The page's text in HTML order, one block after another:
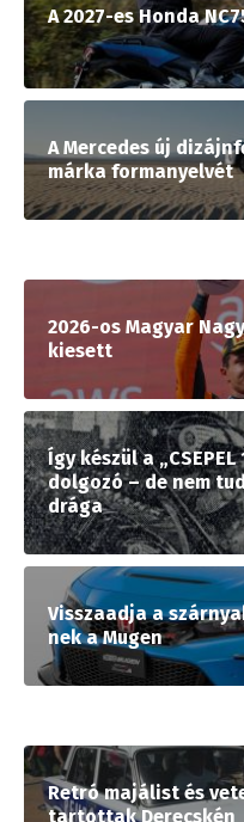
A 2027-es Honda
A Mercedes új
márka formanyelvét
2026-os Magyar
kiesett
Így készül a
dolgozó – de nem
drága
Visszaadja a
nek a Mugen
Retró majálist és
tartottak Derecskén